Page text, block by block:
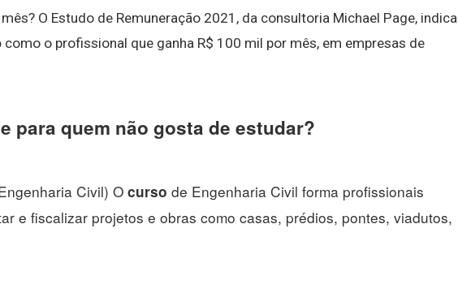
O Estudo de Remuneração 2021, da consultoria Michael Page, indica
como o profissional que ganha R$ 100 mil por mês, em empresas de
para quem não gosta de estudar?
Civil) O curso de Engenharia Civil forma profissionais
e fiscalizar projetos e obras como casas, prédios, pontes, viadutos,